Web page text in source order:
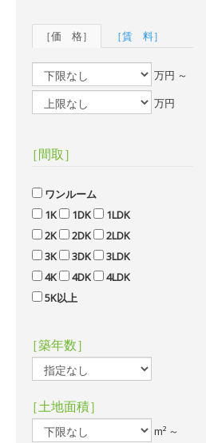
［価 格］ ［賃 料］
万円 ～
万円
［間取］
ワンルーム
1K
1DK
1LDK
2K
2DK
2LDK
3K
3DK
3LDK
4K
4DK
4LDK
5K以上
［築年数］
［土地面積］
m² ～